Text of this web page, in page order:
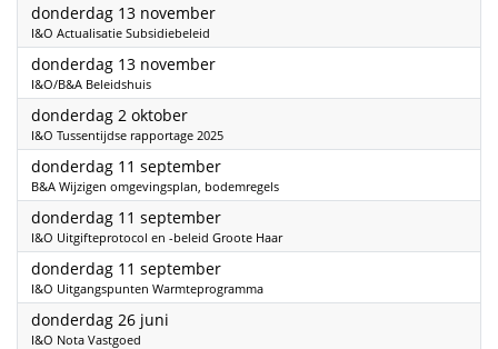
donderdag 13 november2025
I&O Actualisatie Subsidiebeleid
donderdag 13 november2025
I&O/B&A Beleidshuis
donderdag 2 oktober2025
I&O Tussentijdse rapportage 2025
donderdag 11 september2025
B&A Wijzigen omgevingsplan, bodemregels
donderdag 11 september2025
I&O Uitgifteprotocol en -beleid Groote Haar
donderdag 11 september2025
I&O Uitgangspunten Warmteprogramma
donderdag 26 juni
I&O Nota Vastgoed